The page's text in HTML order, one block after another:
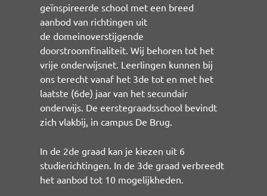
geïnspireerde school met een breed
aanbod van richtingen uit
de domeinoverstijgende
doorstroomfinaliteit. Wij behoren tot het
vrije onderwijsnet. Leerlingen kunnen bij
ons terecht vanaf het 3de tot en met het
laatste (6de) jaar van het secundair
onderwijs. De eerstegraadsschool bevindt
zich vlakbij, in campus De Brug.
In de 2de graad kan je kiezen uit 6
studierichtingen. In de 3de graad verbreedt
het aanbod tot 10 mogelijkheden.